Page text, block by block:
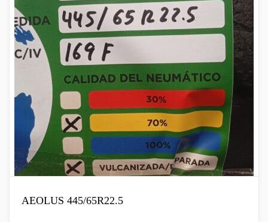
AEOLUS 445/65R22.5